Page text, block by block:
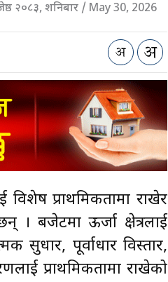
२०८३, शनिबार / May 30, 2026
विशेष प्राथमिकतामा राखेर
बजेटमा ऊर्जा क्षेत्रलाई
सुधार, पूर्वाधार विस्तार,
प्राथमिकतामा राखेको